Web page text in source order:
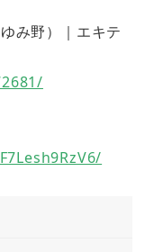
み野）｜エキテ